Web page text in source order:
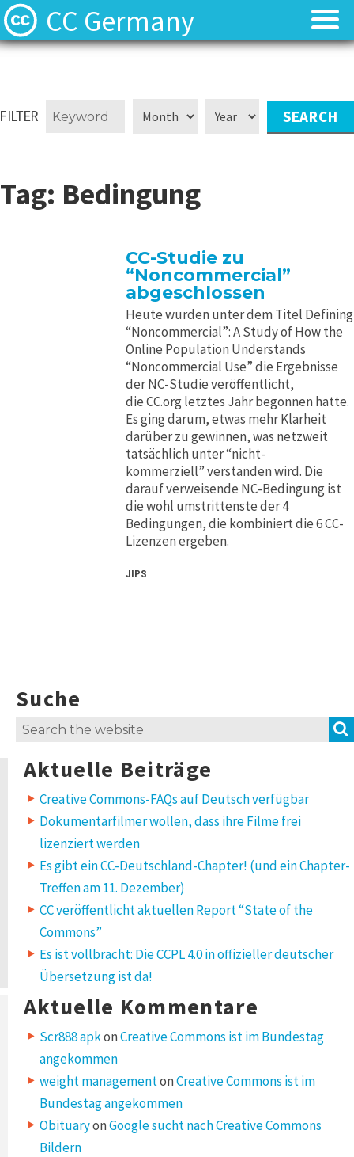
CC Germany
⬈ Lizenzen
Kontakt
⬈ Lizenzen
Kontakt
FILTER
Tag: Bedingung
CC-Studie zu
“Noncommercial”
abgeschlossen
Heute wurden unter dem Titel Defining
“Noncommercial”: A Study of How the
Online Population Understands
“Noncommercial Use” die Ergebnisse
der NC-Studie veröffentlicht,
die CC.org letztes Jahr begonnen hatte.
Es ging darum, etwas mehr Klarheit
darüber zu gewinnen, was netzweit
tatsächlich unter “nicht-
kommerziell” verstanden wird. Die
darauf verweisende NC-Bedingung ist
die wohl umstrittenste der 4
Bedingungen, die kombiniert die 6 CC-
Lizenzen ergeben.
JIPS
Suche
Search
Aktuelle Beiträge
Creative Commons-FAQs auf Deutsch verfügbar
Dokumentarfilmer wollen, dass ihre Filme frei
lizenziert werden
Es gibt ein CC-Deutschland-Chapter! (und ein Chapter-
Treffen am 11. Dezember)
CC veröffentlicht aktuellen Report “State of the
Commons”
Es ist vollbracht: Die CCPL 4.0 in offizieller deutscher
Übersetzung ist da!
Aktuelle Kommentare
Scr888 apkonCreative Commons ist im Bundestag
angekommen
weight managementonCreative Commons ist im
Bundestag angekommen
ObituaryonGoogle sucht nach Creative Commons
Bildern